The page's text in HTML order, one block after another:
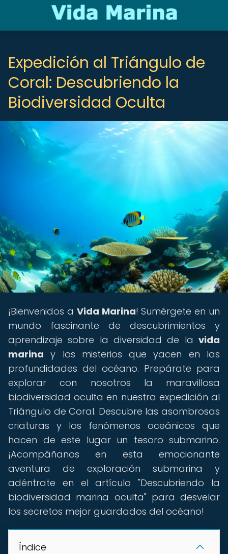
Expedición al Triángulo de
Coral: Descubriendo la
Biodiversidad Oculta
¡Bienvenidos a Vida Marina! Sumérgete en un
mundo fascinante de descubrimientos y
aprendizaje sobre la diversidad de la vida
marina y los misterios que yacen en las
profundidades del océano. Prepárate para
explorar con nosotros la maravillosa
biodiversidad oculta en nuestra expedición al
Triángulo de Coral. Descubre las asombrosas
criaturas y los fenómenos oceánicos que
hacen de este lugar un tesoro submarino.
¡Acompáñanos en esta emocionante
aventura de exploración submarina y
adéntrate en el artículo "Descubriendo la
biodiversidad marina oculta" para desvelar
los secretos mejor guardados del océano!
Índice